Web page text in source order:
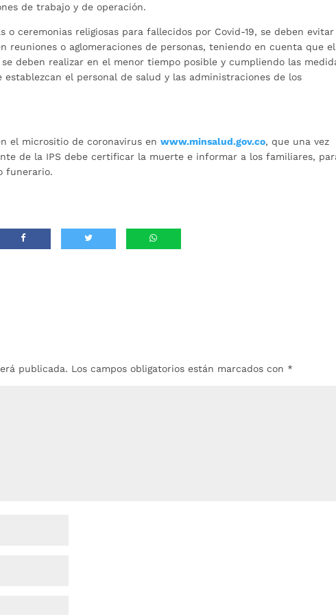
de trabajo y de operación.
o ceremonias religiosas para fallecidos por Covid-19, se deben evitar
reuniones o aglomeraciones de personas, teniendo en cuenta que el
deben realizar en el menor tiempo posible y cumpliendo las
el personal de salud y las administraciones de los
el micrositio de coronavirus enwww.minsalud.gov.co, que una vez
de la IPS debe certificar la muerte e informar a los familiares,
funerario.
publicada. Los campos obligatorios están marcados con *